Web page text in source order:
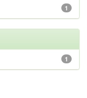
1
1